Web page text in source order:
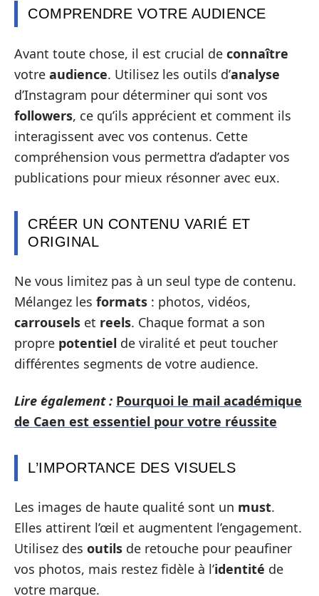
COMPRENDRE VOTRE AUDIENCE
Avant toute chose, il est crucial de connaître
votre audience. Utilisez les outils d’analyse
d’Instagram pour déterminer qui sont vos
followers, ce qu’ils apprécient et comment ils
interagissent avec vos contenus. Cette
compréhension vous permettra d’adapter vos
publications pour mieux résonner avec eux.
CRÉER UN CONTENU VARIÉ ET
ORIGINAL
Ne vous limitez pas à un seul type de contenu.
Mélangez les formats : photos, vidéos,
carrousels et reels. Chaque format a son
propre potentiel de viralité et peut toucher
différentes segments de votre audience.
Lire également : Pourquoi le mail académique
de Caen est essentiel pour votre réussite
L’IMPORTANCE DES VISUELS
Les images de haute qualité sont un must.
Elles attirent l’œil et augmentent l’engagement.
Utilisez des outils de retouche pour peaufiner
vos photos, mais restez fidèle à l’identité de
votre marque.